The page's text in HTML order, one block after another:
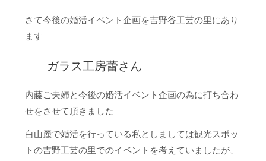
さて今後の婚活イベント企画を吉野谷工芸の里にあり
ます
ガラス工房蕾さん
内藤ご夫婦と今後の婚活イベント企画の為に打ち合わ
せをさせて頂きました
白山麓で婚活を行っている私としましては観光スポッ
トの吉野工芸の里でのイベントを考えていましたが、